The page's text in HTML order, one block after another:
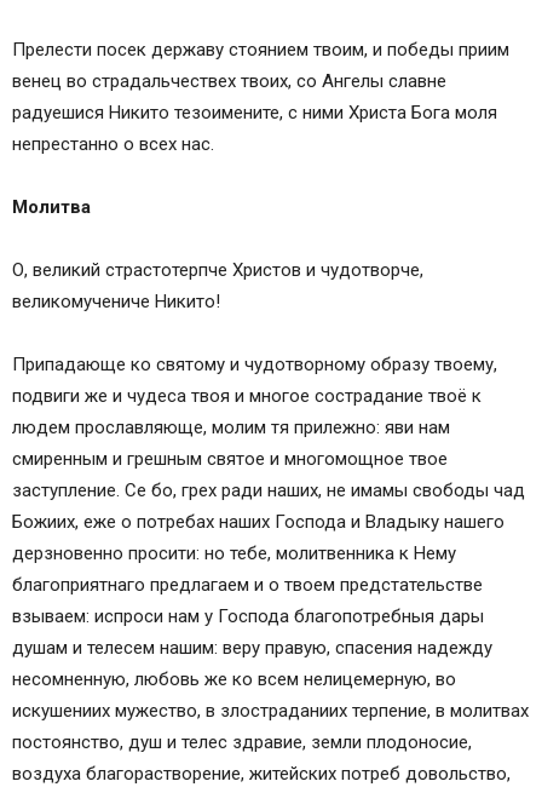
Прелести посек державу стоянием твоим, и победы приим
венец во страдальчествех твоих, со Ангелы славне
радуешися Никито тезоимените, с ними Христа Бога моля
непрестанно о всех нас.
Молитва
О, великий страстотерпче Христов и чудотворче,
великомучениче Никито!
Припадающе ко святому и чудотворному образу твоему,
подвиги же и чудеса твоя и многое сострадание твоё к
людем прославляюще, молим тя прилежно: яви нам
смиренным и грешным святое и многомощное твое
заступление. Се бо, грех ради наших, не имамы свободы чад
Божиих, еже о потребах наших Господа и Владыку нашего
дерзновенно просити: но тебе, молитвенника к Нему
благоприятнаго предлагаем и о твоем предстательстве
взываем: испроси нам у Господа благопотребныя дары
душам и телесем нашим: веру правую, спасения надежду
несомненную, любовь же ко всем нелицемерную, во
искушениих мужество, в злостраданиих терпение, в молитвах
постоянство, душ и телес здравие, земли плодоносие,
воздуха благорастворение, житейских потреб довольство,